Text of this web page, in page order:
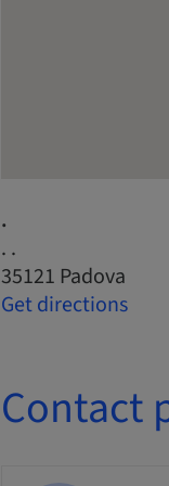
.
. .
35121 Padova
Get directions
Contact